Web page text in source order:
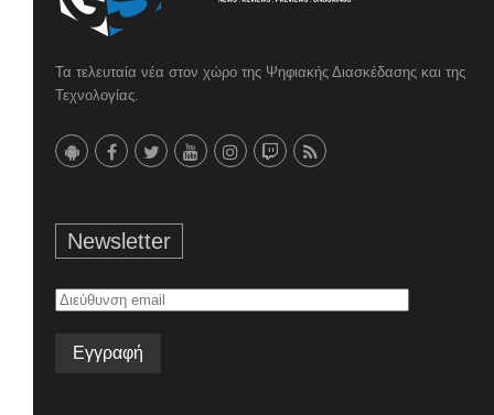
Τα τελευταία νέα στον χώρο της Ψηφιακής Διασκέδασης και της
Τεχνολογίας.
Newsletter
Διεύθυνση